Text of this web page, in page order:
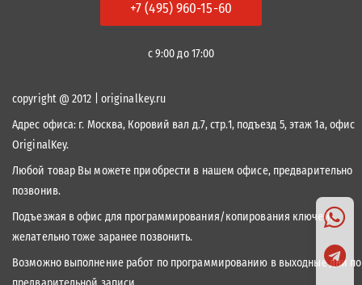
+7 (495) 960-15-60
с 9:00 до 17:00
copyright @ 2012 | originalkey.ru
Адрес офиса: г. Москва, Коровий вал д.7, стр.1, подъезд 5, этаж 1а, офис
OriginalKey.
Любой товар Вы можете приобрести в нашем офисе, предварительно
позвонив.
Подъезжая в офис для программирования/копирования ключей,
желательно тоже заранее позвонить.
Возможно выполнение работ по программированию в выходные дни по